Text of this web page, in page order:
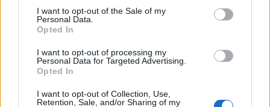
I want to opt-out of the Sale of my
Personal Data.
Opted In
I want to opt-out of processing my
Personal Data for Targeted Advertising.
Opted In
I want to opt-out of Collection, Use,
Retention, Sale, and/or Sharing of my
δήλωσε: «
Η καινοτομία αποτελεί βασικό
πυλώνα της στρατηγικής του Ομίλου ΒΙΑΝΕΞ.
Gummiesστην ελληνική αγορά, ενισχύουμε τη
δέσμευσή μας να προσφέρουμε στους
επαγγελματίες υγείας και το ευρύ κοινό